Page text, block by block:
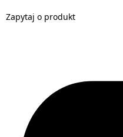
Zapytaj o produkt